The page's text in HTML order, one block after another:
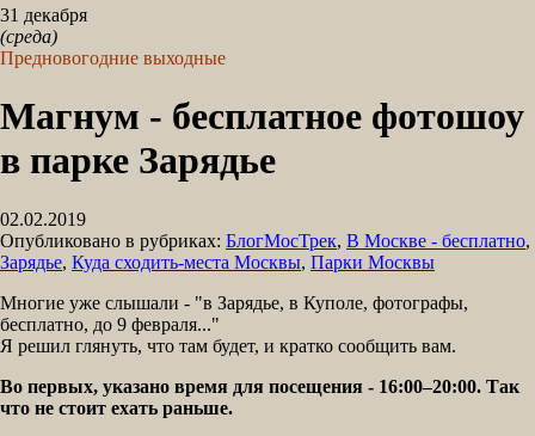
31 декабря
(среда)
Предновогодние выходные
Магнум - бесплатное фотошоу
в парке Зарядье
02.02.2019
Опубликовано в рубриках: БлогМосТрек, В Москве - бесплатно,
Зарядье, Куда сходить-места Москвы, Парки Москвы
Многие уже слышали - "в Зарядье, в Куполе, фотографы,
бесплатно, до 9 февраля..."
Я решил глянуть, что там будет, и кратко сообщить вам.
Во первых, указано время для посещения - 16:00–20:00. Так
что не стоит ехать раньше.